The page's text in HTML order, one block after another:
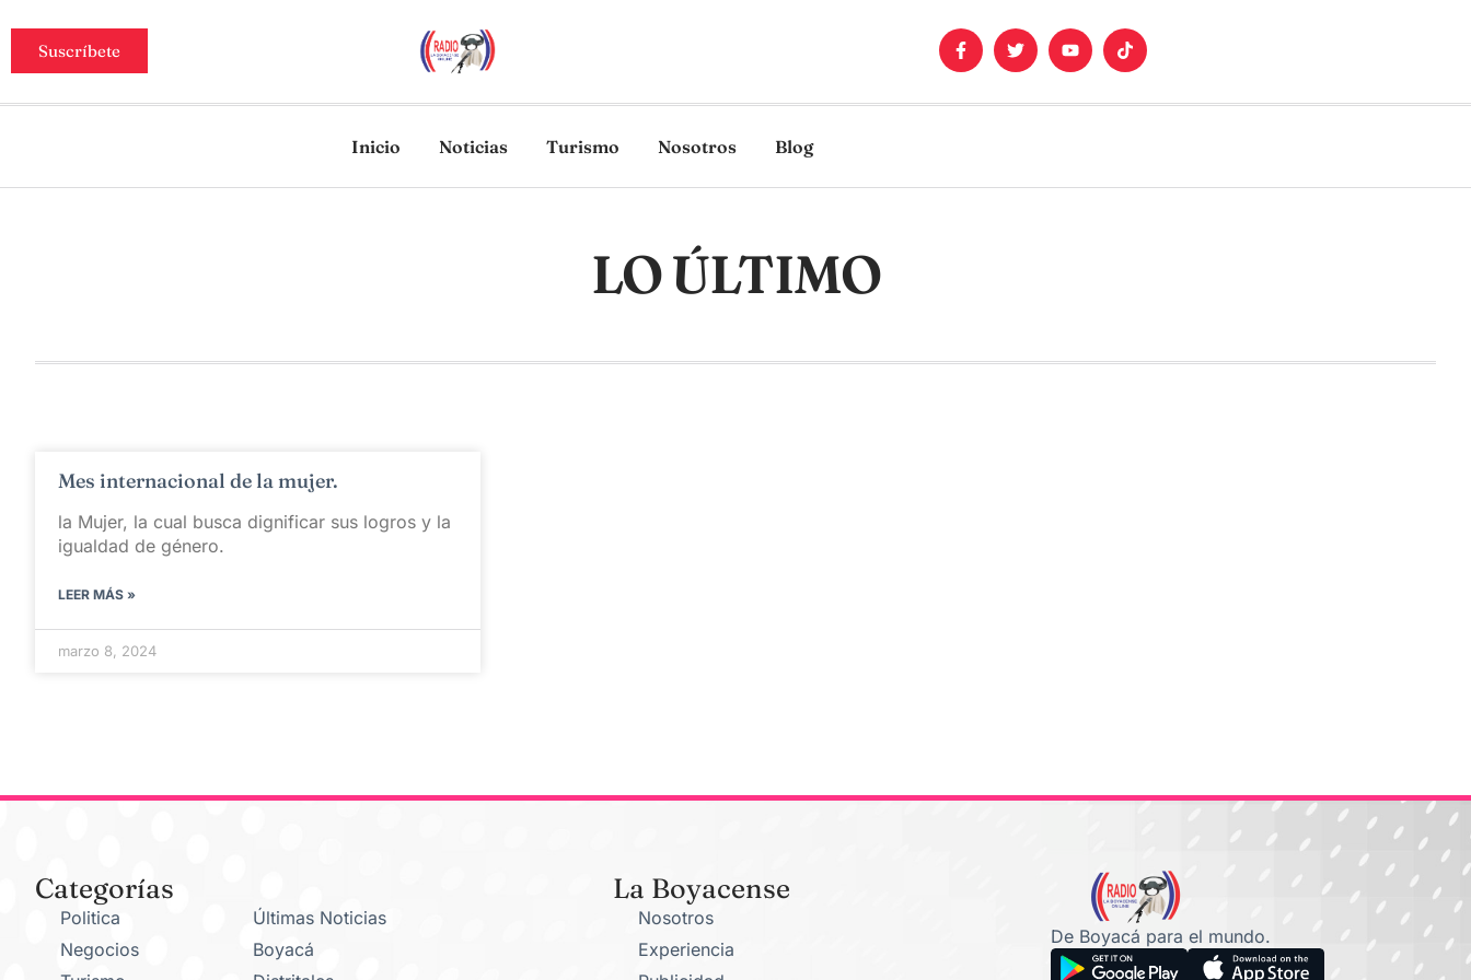
Suscríbete
Inicio Noticias Turismo Nosotros Blog
LO ÚLTIMO
Mes internacional de la mujer.
la Mujer, la cual busca dignificar sus logros y la
igualdad de género.
LEER MÁS »
marzo 8, 2024
Categorías
Politica
Negocios
Últimas Noticias
Boyacá
La Boyacense
Nosotros
Experiencia
De Boyacá para el mundo.